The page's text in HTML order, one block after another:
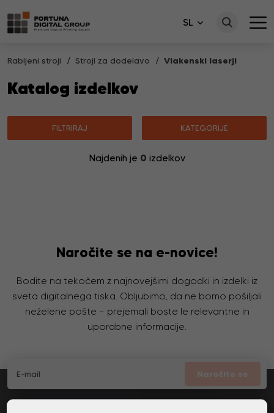
SL
Rabljeni stroji Stroji za dodelavo Vlakenski laserji
Katalog izdelkov
FILTRIRAJ KATEGORIJE
Najdenih je 0 izdelkov
Naročite se na e-novice!
Bodite na tekočem z najnovejšimi dogodki in izdelki iz
sveta digitalnega tiska. Obljubimo, da ne bomo pošiljali
neželene pošte – prejemali boste le relevantne in
uporabne informacije.
Naročite se